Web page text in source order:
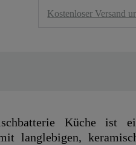
Kostenloser Versand
Küche ist
langlebigen,